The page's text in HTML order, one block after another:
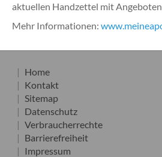
aktuellen Handzettel mit
Mehr Informationen:
Home
Kontakt
Sitemap
Datenschutz
Verbraucherrechte
Barrierefreiheit
Impressum